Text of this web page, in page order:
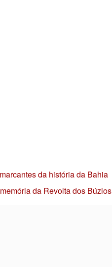
da história da Bahia
da Revolta dos Búzios